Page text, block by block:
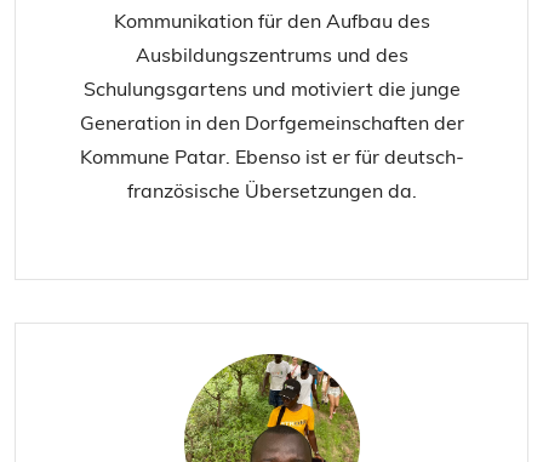
Kommunikation für den Aufbau des
Ausbildungszentrums und des
Schulungsgartens und motiviert die junge
Generation in den Dorfgemeinschaften der
Kommune Patar. Ebenso ist er für deutsch-
französische Übersetzungen da.